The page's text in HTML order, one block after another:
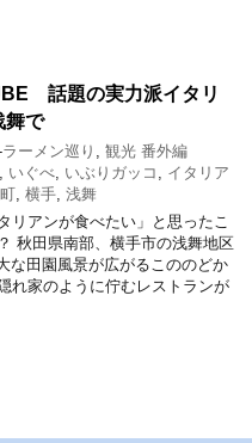
話題の実力派イタリ
舞で
ラーメン巡り
観光 番外編
いぐべ いぶりガッコ
イタリア
横手 浅舞
リアンが食べたい」と思ったこ
秋田県南部、横手市の浅舞地区
田園風景が広がるこののどか
れ家のように佇むレストランが